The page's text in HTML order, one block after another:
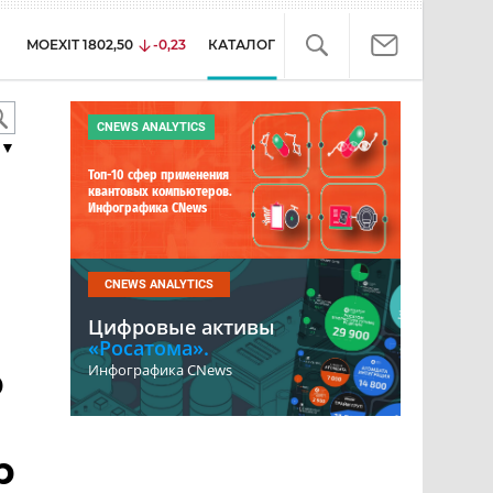
MOEXIT 1802,50 -0,23 КАТАЛОГ
▼
CNEWS ANALYTICS
Топ-10 сфер применения
квантовых компьютеров.
Инфографика CNews
CNEWS ANALYTICS
Цифровые активы
«Росатома».
Инфографика CNews